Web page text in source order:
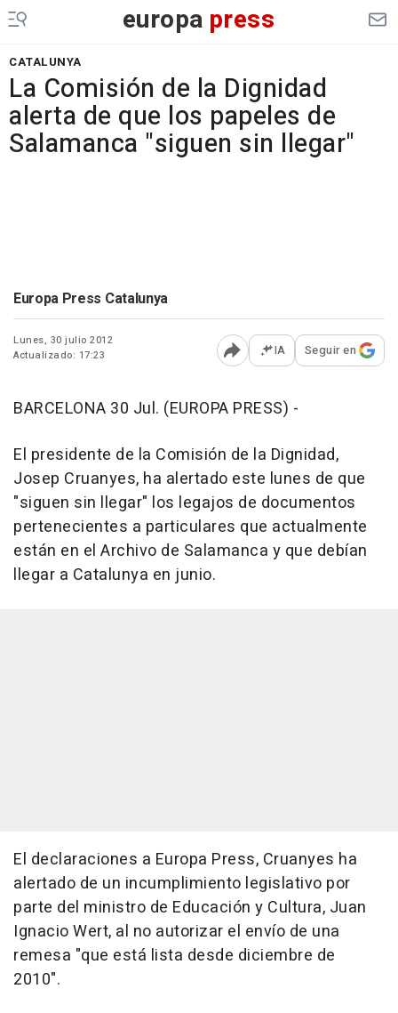
europa press
CATALUNYA
La Comisión de la Dignidad
alerta de que los papeles de
Salamanca "siguen sin llegar"
Europa Press Catalunya
Lunes, 30 julio 2012
Actualizado: 17:23
Abrir opciones para
IA Seguir en
BARCELONA 30 Jul. (EUROPA PRESS) -
El presidente de la Comisión de la Dignidad,
Josep Cruanyes, ha alertado este lunes de que
"siguen sin llegar" los legajos de documentos
pertenecientes a particulares que actualmente
están en el Archivo de Salamanca y que debían
llegar a Catalunya en junio.
El declaraciones a Europa Press, Cruanyes ha
alertado de un incumplimiento legislativo por
parte del ministro de Educación y Cultura, Juan
Ignacio Wert, al no autorizar el envío de una
remesa "que está lista desde diciembre de
2010".